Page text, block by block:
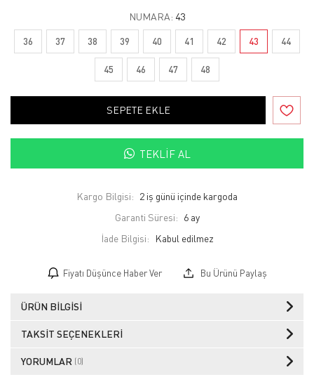
NUMARA: 43
36 37 38 39 40 41 42 43 44
45 46 47 48
SEPETE EKLE
TEKLIF AL
Kargo Bilgisi: 2 iş günü içinde kargoda
Garanti Süresi: 6 ay
İade Bilgisi:
Fiyatı Düşünce Haber Ver Bu Ürünü Paylaş
ÜRÜN BILGISI
TAKSIT SEÇENEKLERI
YORUMLAR (0)